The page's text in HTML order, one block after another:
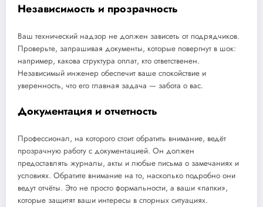
Независимость и прозрачность
Ваш технический надзор не должен зависеть от подрядчиков.
Проверьте, запрашивая документы, которые повергнут в шок:
например, какова структура оплат, кто ответственен.
Независимый инженер обеспечит ваше спокойствие и
уверенность, что его главная задача — забота о вас.
Документация и отчетность
Профессионал, на которого стоит обратить внимание, ведёт
прозрачную работу с документацией. Он должен
предоставлять журналы, акты и любые письма о замечаниях и
условиях. Обратите внимание на то, насколько подробно они
ведут отчёты. Это не просто формальности, а ваши «папки»,
которые защитят ваши интересы в спорных ситуациях.